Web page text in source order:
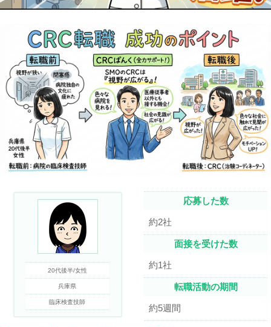
20代後半/女性
兵庫県
臨床検査技師
応募した数
約2社
面接を受けた数
約1社
転職活動の期間
約5週間